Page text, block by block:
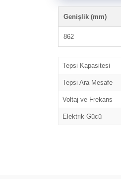
Genişlik (mm)
862
Tepsi Kapasitesi
Tepsi Ara Mesafe
Voltaj ve Frekans
Elektrik Gücü